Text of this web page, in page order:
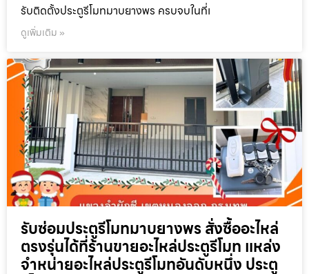
รับติดตั้งประตูรีโมทมาบยางพร ครบจบในที่เ
ดูเพิ่มเติม »
รับซ่อมประตูรีโมทมาบยางพร สั่งซื้ออะไหล่
ตรงรุ่นได้ที่ร้านขายอะไหล่ประตูรีโมท แหล่ง
จำหน่ายอะไหล่ประตูรีโมทอันดับหนึ่ง ประตู